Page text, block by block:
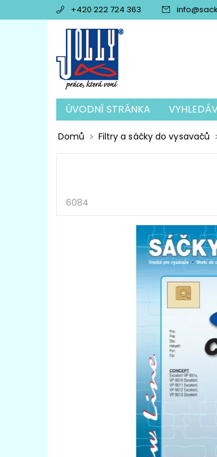
+420 222 724 363 info@
ÚVODNÍ STRÁNKA
FILTRY A SÁČKY DO VYSAVAČŮ
Domů Filtry a sáčky do vysavačů
6084